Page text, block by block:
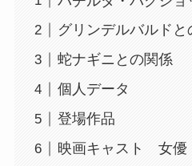
グリンデルバルドと
蛇ナギニとの関係
個人データ
登場作品
映画キャスト 女優